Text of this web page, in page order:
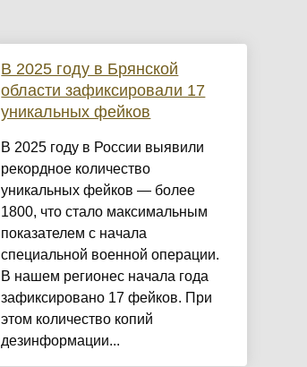
В 2025 году в Брянской
области зафиксировали 17
уникальных фейков
В 2025 году в России выявили
рекордное количество
уникальных фейков — более
1800, что стало максимальным
показателем с начала
специальной военной операции.
В нашем регионес начала года
зафиксировано 17 фейков. При
этом количество копий
дезинформации...